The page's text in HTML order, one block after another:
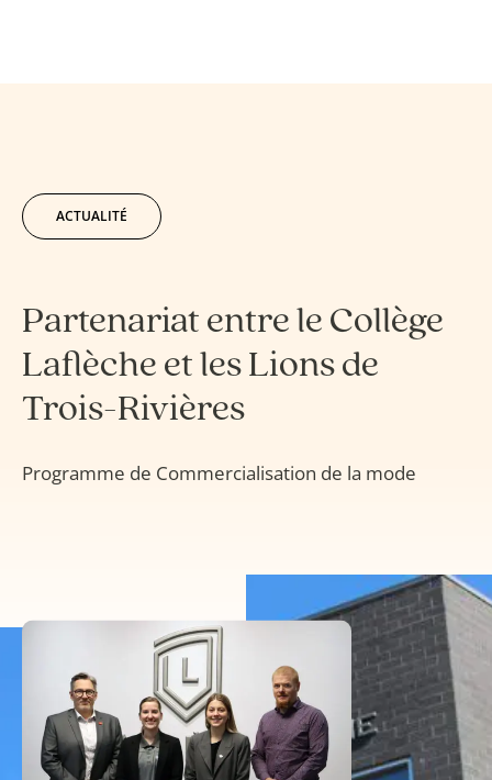
ACTUALITÉ
Partenariat entre le Collège
Laflèche et les Lions de
Trois-Rivières
Programme de Commercialisation de la mode